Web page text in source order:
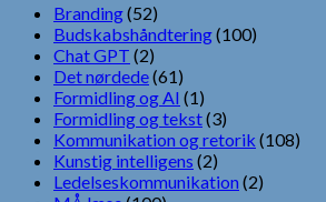
Branding(52)
Budskabshåndtering(100)
Chat GPT (2)
Det nørdede(61)
Formidling og AI (1)
Formidling og tekst(3)
Kommunikation og retorik (108)
Kunstig intelligens (2)
Ledelseskommunikation (2)